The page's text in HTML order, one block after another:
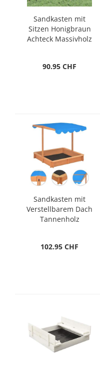
Sandkasten mit
Sitzen Honigbraun
Achteck Massivholz
90.95 CHF
Sandkasten mit
Verstellbarem Dach
Tannenholz
102.95 CHF